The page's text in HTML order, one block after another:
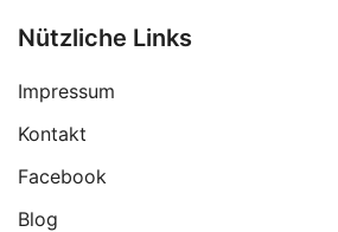
Nützliche Links
Impressum
Kontakt
Facebook
Blog